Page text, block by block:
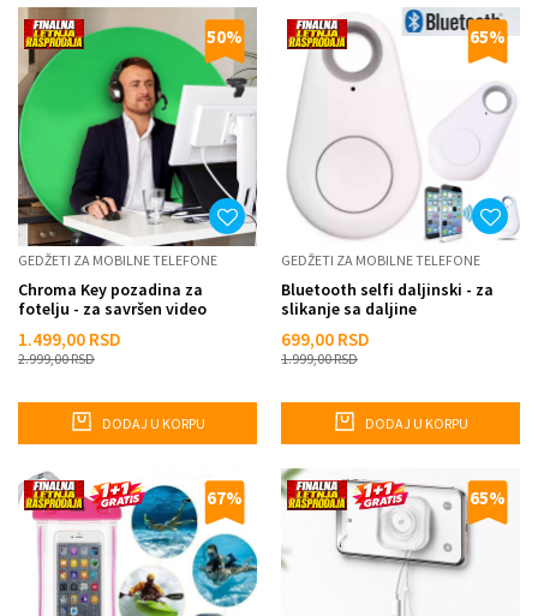
50%
GEDŽETI ZA MOBILNE TELEFONE
Chroma Key pozadina za
fotelju - za savršen video
1.499,00 RSD
2.999,00RSD
DODAJ U KORPU
65%
GEDŽETI ZA MOBILNE TELEFONE
Bluetooth selfi daljinski - za
slikanje sa daljine
699,00 RSD
1.999,00RSD
DODAJ U KORPU
67% 65%